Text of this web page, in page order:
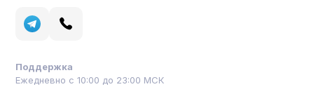
Поддержка
Ежедневно с 10:00 до 23:00 МСК